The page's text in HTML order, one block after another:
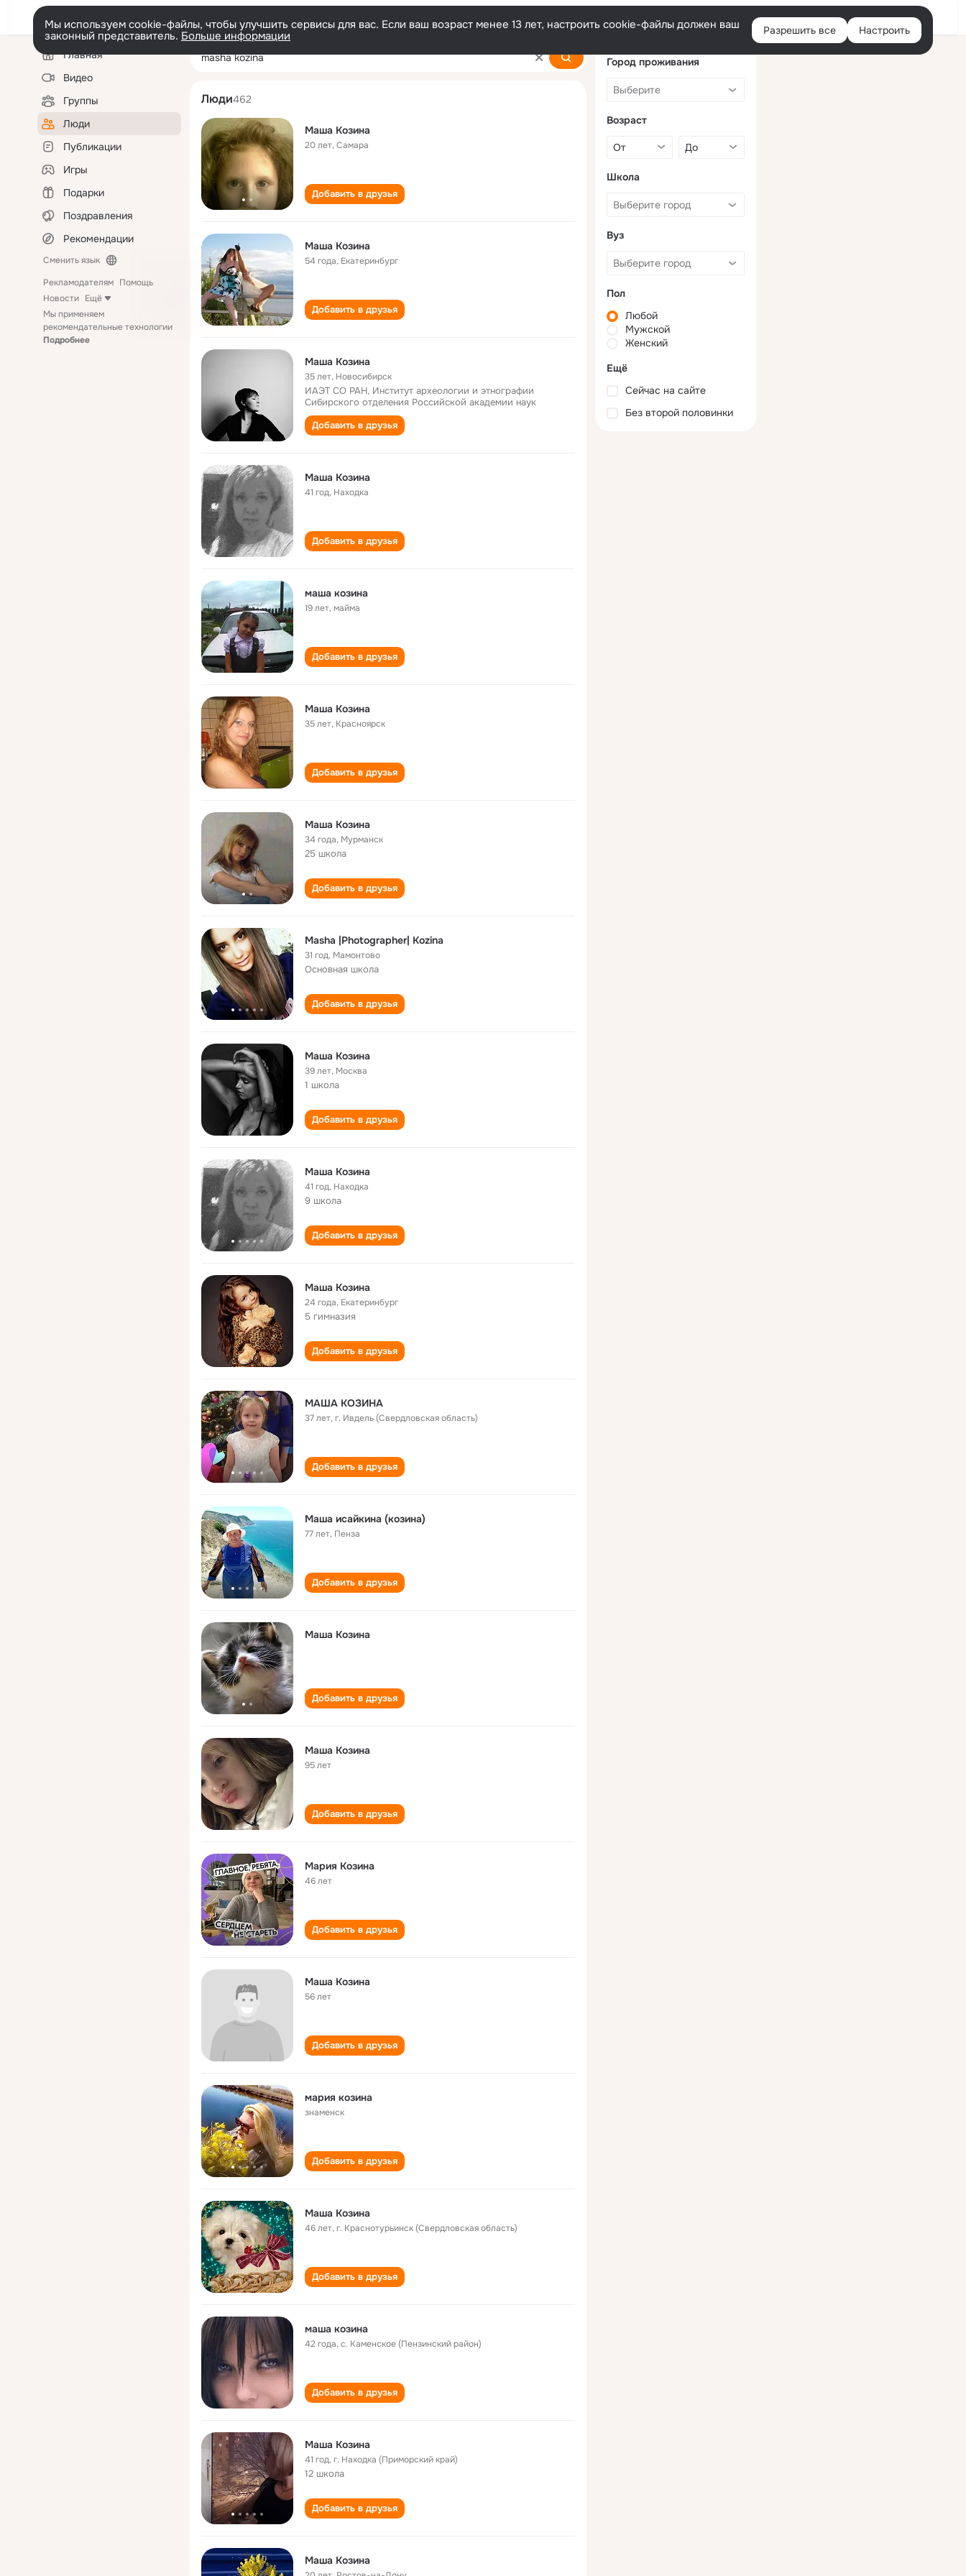
Войти
Мы используем cookie-файлы, чтобы улучшить сервисы для вас. Если ваш возраст менее 13 лет, настроить cookie-файлы должен ваш
законный представитель. Больше информации Разрешить все Настроить
Левая
колонкаГлавная
Видео
Группы
Люди
Публикации
Игры
Подарки
Поздравления
Рекомендации
Сменить язык
Рекламодателям Помощь
Новости Ещё
Мы применяем
рекомендательные технологии
Подробнее
masha kozina
Люди462
Маша Козина
20 лет,Самара
Добавить в друзья
Маша Козина
54 года, Екатеринбург
Добавить в друзья
Маша Козина
35 лет, Новосибирск
ИАЭТ СО РАН, Институт археологии и этнографии
Сибирского отделения Российской академии наук
Добавить в друзья
Маша Козина
41 год, Находка
Добавить в друзья
маша козина
19 лет,майма
Добавить в друзья
Маша Козина
35 лет, Красноярск
Добавить в друзья
Маша Козина
34 года, Мурманск
25 школа
Добавить в друзья
Masha |Photographer| Kozina
31 год, Мамонтово
Основная школа
Добавить в друзья
Маша Козина
39 лет, Москва
1 школа
Добавить в друзья
Маша Козина
41 год, Находка
9 школа
Добавить в друзья
Маша Козина
24 года, Екатеринбург
5 гимназия
Добавить в друзья
МАША КОЗИНА
37 лет,г. Ивдель (Свердловская область)
Добавить в друзья
Маша исайкина (козина)
77 лет, Пенза
Добавить в друзья
Маша Козина
Добавить в друзья
Маша Козина
95 лет
Добавить в друзья
Мария Козина
46 лет
Добавить в друзья
Маша Козина
56 лет
Добавить в друзья
мария козина
знаменск
Добавить в друзья
Маша Козина
46 лет,г. Краснотурьинск (Свердловская область)
Добавить в друзья
маша козина
42 года,с. Каменское (Пензинский район)
Добавить в друзья
Маша Козина
41 год,г. Находка (Приморский край)
12 школа
Добавить в друзья
Маша Козина
Город проживания
Возраст
Школа
Вуз
Пол
Любой
Мужской
Женский
Ещё
Сейчас на сайте
Без второй половинки